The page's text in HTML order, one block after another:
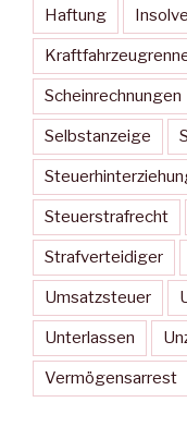
Haftung
Scheinrechnungen
Selbstanzeige
Steuerstrafrecht
Strafverteidiger
Umsatzsteuer
Unterlassen
Vermögensarrest